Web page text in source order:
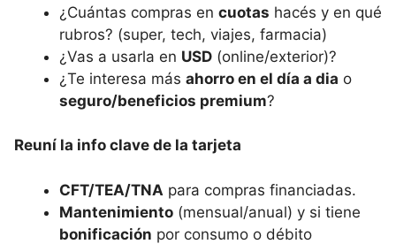
¿Cuántas compras en cuotas hacés y en qué
rubros? (super, tech, viajes, farmacia)
¿Vas a usarla en USD (online/exterior)?
¿Te interesa más ahorro en el día a dia o
seguro/beneficios premium?
Reuní la info clave de la tarjeta
CFT/TEA/TNA para compras financiadas.
Mantenimiento (mensual/anual) y si tiene
bonificación por consumo o débito